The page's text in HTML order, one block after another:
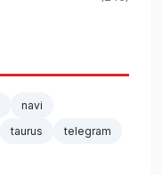
navi
taurus
telegram